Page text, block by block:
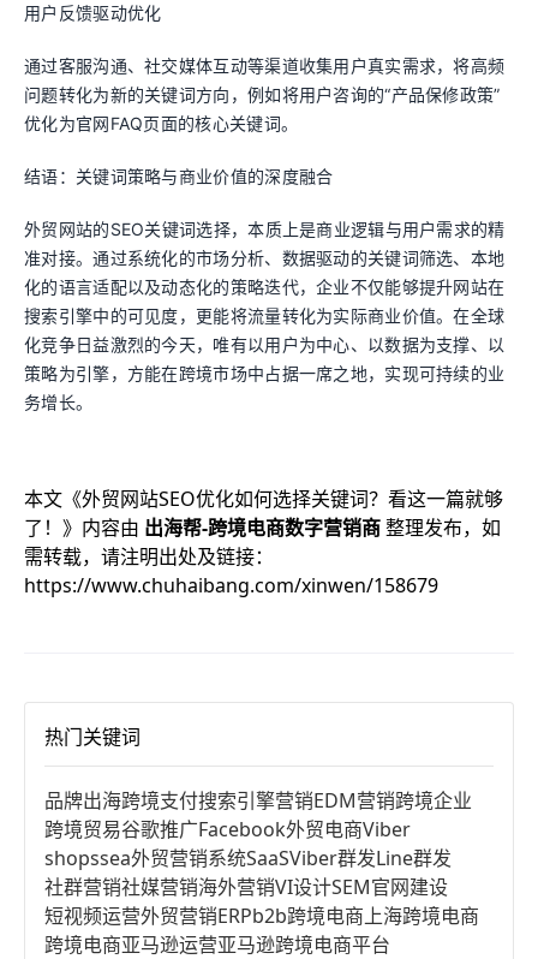
用户反馈驱动优化
通过客服沟通、社交媒体互动等渠道收集用户真实需求，将高频
问题转化为新的关键词方向，例如将用户咨询的“产品保修政策”
优化为官网FAQ页面的核心关键词。
结语：关键词策略与商业价值的深度融合
外贸网站的SEO关键词选择，本质上是商业逻辑与用户需求的精
准对接。通过系统化的市场分析、数据驱动的关键词筛选、本地
化的语言适配以及动态化的策略迭代，企业不仅能够提升网站在
搜索引擎中的可见度，更能将流量转化为实际商业价值。在全球
化竞争日益激烈的今天，唯有以用户为中心、以数据为支撑、以
策略为引擎，方能在跨境市场中占据一席之地，实现可持续的业
务增长。
本文《外贸网站SEO优化如何选择关键词？看这一篇就够
了！ 》内容由 出海帮-跨境电商数字营销商整理发布，如
需转载，请注明出处及链接：
https://www.chuhaibang.com/xinwen/158679
热门关键词
品牌出海跨境支付搜索引擎营销EDM营销跨境企业
跨境贸易谷歌推广Facebook外贸电商Viber
shopssea外贸营销系统SaaSViber群发Line群发
社群营销社媒营销海外营销VI设计SEM官网建设
短视频运营外贸营销ERPb2b跨境电商上海跨境电商
跨境电商亚马逊运营亚马逊跨境电商平台